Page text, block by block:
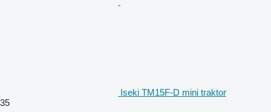
Iseki TM15F-D mini traktor
35